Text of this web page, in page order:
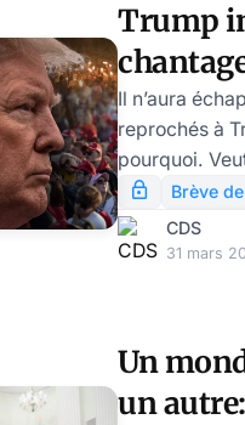
Trump
Il n’aura
reprochés à
pourquoi.
projecteurs
commode
de pression
covidisme
Brève
CDS
31 mars
Un
un